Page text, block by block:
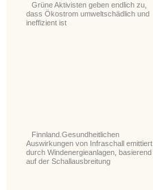
Grüne Aktivisten geben endlich zu,
dass Ökostrom umweltschädlich und
ineffizient ist
Finnland.Gesundheitlichen
Auswirkungen von Infraschall emittiert
durch Windenergieanlagen, basierend
auf der Schallausbreitung